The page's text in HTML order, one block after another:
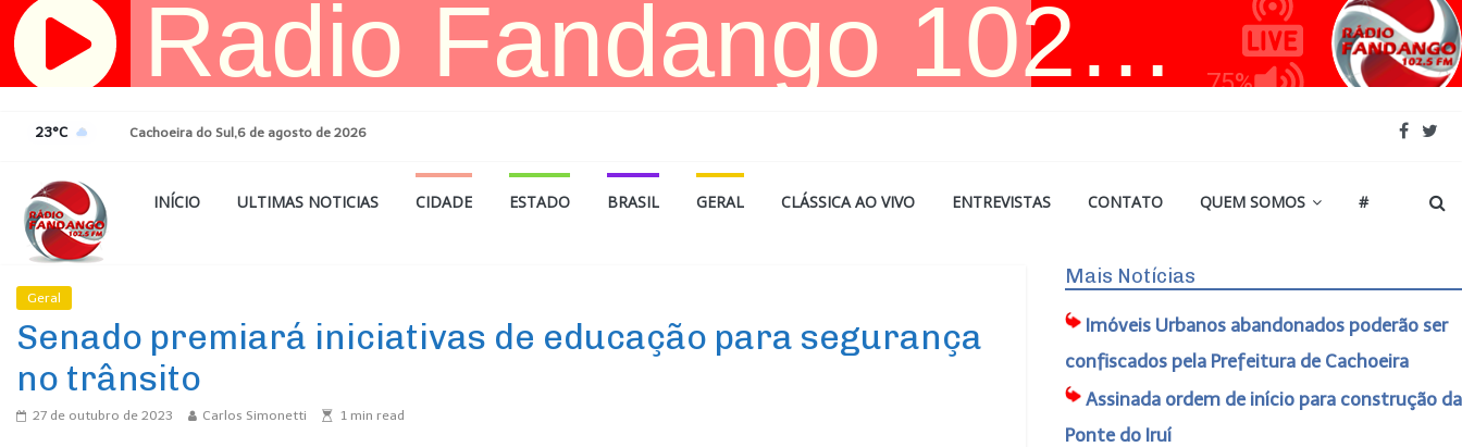
Pular
para
23°C Cachoeira do Sul,6 de agosto de 2026
INÍCIO ULTIMAS NOTICIAS CIDADE ESTADO BRASIL GERAL CLÁSSICA AO VIVO ENTREVISTAS CONTATO QUEM SOMOS #
Geral
Senado premiará iniciativas de educação para segurança
no trânsito
27 de outubro de 2023 Carlos Simonetti 1 min read
Mais Notícias
Imóveis Urbanos abandonados poderão ser
confiscados pela Prefeitura de Cachoeira
Assinada ordem de início para construção da
Ponte do Iruí